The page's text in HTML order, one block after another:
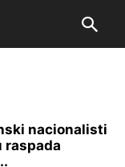
nacionalisti
raspada